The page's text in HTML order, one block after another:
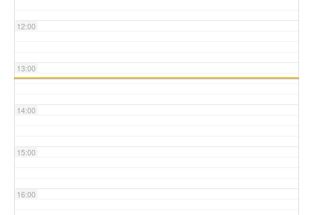
12:00
13:00
14:00
15:00
16:00